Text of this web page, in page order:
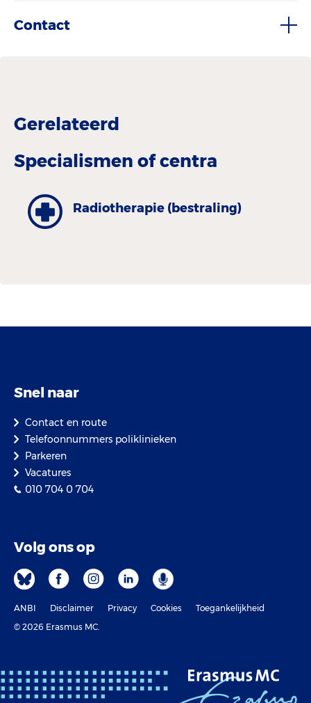
Contact
Gerelateerd
Specialismen of centra
Radiotherapie (bestraling)
Snel naar
Contact en route
Telefoonnummers poliklinieken
Parkeren
Vacatures
010 704 0 704
Volg ons op
ANBI Disclaimer Privacy Cookies
Toegankelijkheid
© 2026 Erasmus MC.